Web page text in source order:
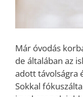
Már óvodás
de általában az
adott távolságra
Sokkal